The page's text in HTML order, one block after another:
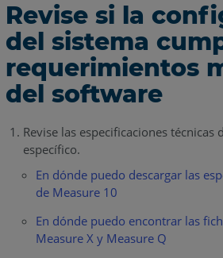
Revise si la
del sistema
requerimientos
del software
Revise las especificaciones técnicas
específico.
En dónde puedo descargar las
de Measure 10
En dónde puedo encontrar las
Measure X y Measure Q